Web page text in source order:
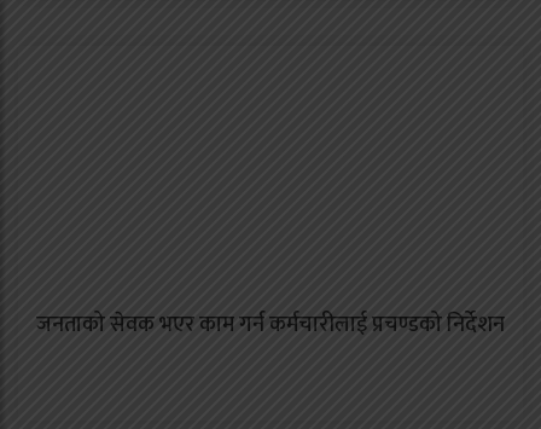
जनताको सेवक भएर काम गर्न कर्मचारीलाई प्रचण्डको निर्देशन